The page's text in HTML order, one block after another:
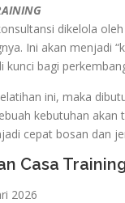
dikelola
Ini akan menjadi
kunci bagi
ini, maka
kebutuhan
cepat bosan dan
Casa
2026